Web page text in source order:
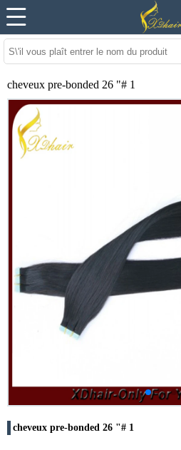
cheveux pre-bonded 26 "# 1
cheveux pre-bonded 26 "# 1